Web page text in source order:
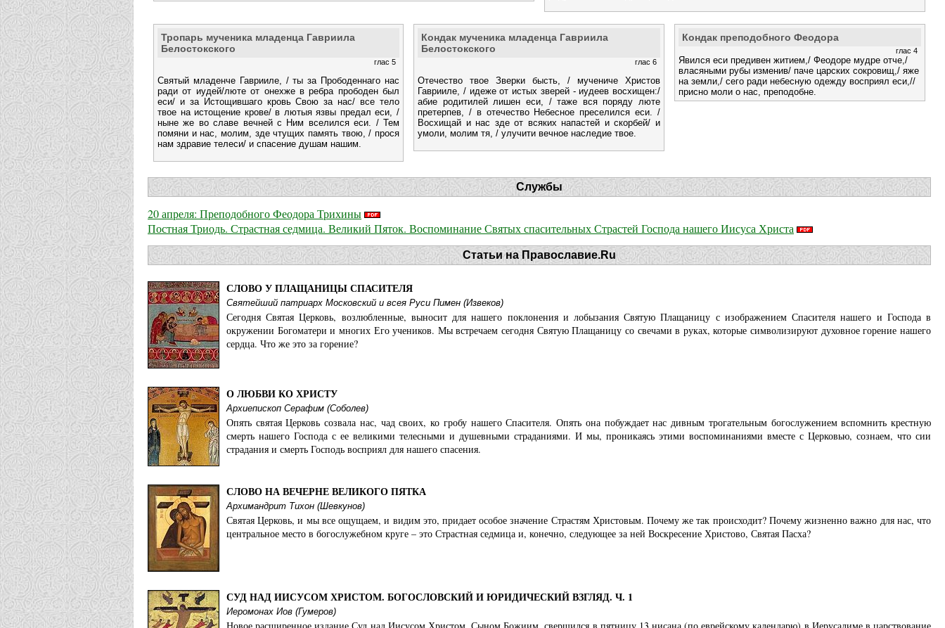
Тропарь мученика младенца Гавриила
Белостокского
глас 5
Святый младенче Гаврииле, / ты за Прободеннаго нас
ради от иудей/люте от онехже в ребра прободен был
еси/ и за Истощившаго кровь Свою за нас/ все тело
твое на истощение крове/ в лютыя язвы предал еси, /
ныне же во славе вечней с Ним вселился еси. / Тем
помяни и нас, молим, зде чтущих память твою, / прося
нам здравие телеси/ и спасение душам нашим.
Кондак мученика младенца Гавриила
Белостокского
глас 6
Отечество твое Зверки бысть, / мучениче Христов
Гаврииле, / идеже от истых зверей - иудеев восхищен:/
абие родитилей лишен еси, / таже вся поряду люте
претерпев, / в отечество Небесное преселился еси. /
Восхищай и нас зде от всяких напастей и скорбей/ и
умоли, молим тя, / улучити вечное наследие твое.
Кондак преподобного Феодора
глас 4
Явился еси предивен житием,/ Феодоре мудре отче,/
власяными рубы изменив/ паче царских сокровищ,/ яже
на земли,/ сего ради небесную одежду восприял еси,//
присно моли о нас, преподобне.
Службы
20 апреля: Преподобного Феодора Трихины
Постная Триодь. Страстная седмица. Великий Пяток. Воспоминание Святых спасительных Страстей Господа нашего Иисуса Христа
Статьи на Православие.Ru
СЛОВО У ПЛАЩАНИЦЫ СПАСИТЕЛЯ
Святейший патриарх Московский и всея Руси Пимен (Извеков)
Сегодня Святая Церковь, возлюбленные, выносит для нашего поклонения и лобызания Святую Плащаницу с изображением Спасителя нашего и Господа в
окружении Богоматери и многих Его учеников. Мы встречаем сегодня Святую Плащаницу со свечами в руках, которые символизируют духовное горение нашего
сердца. Что же это за горение?
О ЛЮБВИ КО ХРИСТУ
Архиепископ Серафим (Соболев)
Опять святая Церковь созвала нас, чад своих, ко гробу нашего Спасителя. Опять она побуждает нас дивным трогательным богослужением вспомнить крестную
смерть нашего Господа с ее великими телесными и душевными страданиями. И мы, проникаясь этими воспоминаниями вместе с Церковью, сознаем, что сии
страдания и смерть Господь восприял для нашего спасения.
СЛОВО НА ВЕЧЕРНЕ ВЕЛИКОГО ПЯТКА
Архимандрит Тихон (Шевкунов)
Святая Церковь, и мы все ощущаем, и видим это, придает особое значение Страстям Христовым. Почему же так происходит? Почему жизненно важно для нас, что
центральное место в богослужебном круге – это Страстная седмица и, конечно, следующее за ней Воскресение Христово, Святая Пасха?
СУД НАД ИИСУСОМ ХРИСТОМ. БОГОСЛОВСКИЙ И ЮРИДИЧЕСКИЙ ВЗГЛЯД. Ч. 1
Иеромонах Иов (Гумеров)
Новое расширенное издание Суд над Иисусом Христом, Сыном Божиим, свершился в пятницу 13 нисана (по еврейскому календарю) в Иерусалиме в царствование